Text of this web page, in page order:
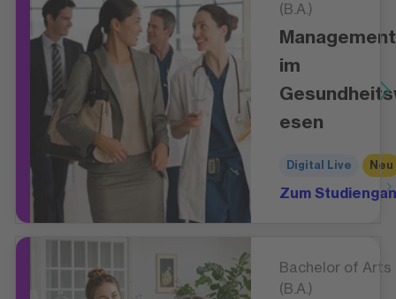
(B.A.)
Management
im
esen
Digital Live Neu
Zum
Bachelor of Arts
(B.A.)